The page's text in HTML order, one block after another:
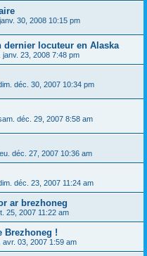
30, 2008 10:15 pm
dernier locuteur en Alaska
janv. 23, 2008 7:48 pm
déc. 30, 2007 10:34 pm
déc. 29, 2007 8:58 am
déc. 27, 2007 10:36 am
déc. 23, 2007 11:24 am
ar brezhoneg
25, 2007 11:22 am
Brezhoneg !
avr. 03, 2007 1:59 am